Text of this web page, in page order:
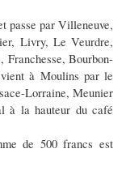
passe par Villeneuve,
Livry, Le Veurdre,
Bourbon-
à Moulins par le
Lorraine, Meunier
à la hauteur du café
de 500 francs est